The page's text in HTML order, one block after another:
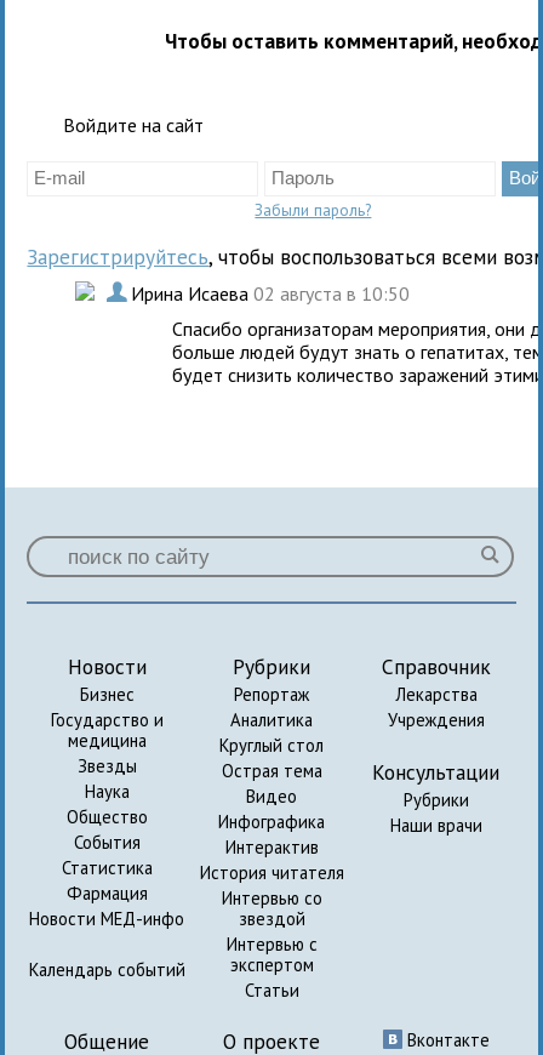
Чтобы оставить комментарий,
Войдите на сайт
Забыли пароль?
Зарегистрируйтесь, чтобы воспользоваться всеми
. Ирина Исаева02 августа в 10:50
Спасибо организаторам мероприятия,
больше людей будут знать о гепатитах,
будет снизить количество заражений
Новости
Бизнес
Государство и
медицина
Звезды
Наука
Общество
События
Статистика
Фармация
Новости МЕД-инфо
Календарь событий
Рубрики
Репортаж
Аналитика
Круглый стол
Острая тема
Видео
Инфографика
Интерактив
История читателя
Интервью со
звездой
Интервью с
экспертом
Статьи
Справочник
Лекарства
Учреждения
Консультации
Рубрики
Наши врачи
Общение О проекте
Вконтакте